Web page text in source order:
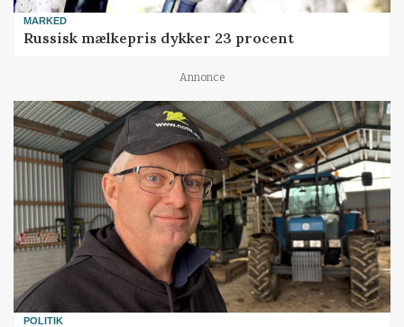
MARKED
Russisk mælkepris dykker 23 procent
Annonce
POLITIK